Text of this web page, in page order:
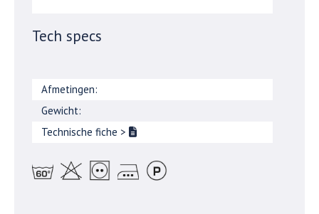
Tech specs
Afmetingen:
Gewicht:
Technische fiche >